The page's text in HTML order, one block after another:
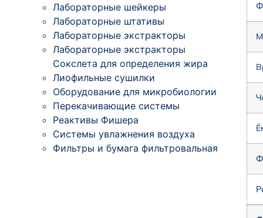
Лабораторные шейкеры
Лабораторные штативы
Лабораторные экстракторы
Лабораторные экстракторы
Сокслета для определения жира
Лиофильные сушилки
Оборудование для микробиологии
Перекачивающие системы
Реактивы Фишера
Системы увлажнения воздуха
Фильтры и бумага фильтровальная